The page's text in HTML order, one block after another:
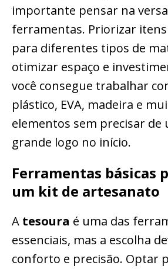
importante pensar na
ferramentas. Priorizar
para diferentes tipos de
otimizar espaço e
você consegue trabalhar
plástico, EVA, madeira e
elementos sem precisar de
grande logo no início.
Ferramentas básicas
um kit de artesanato
A tesoura é uma das
essenciais, mas a escolha
conforto e precisão. Optar